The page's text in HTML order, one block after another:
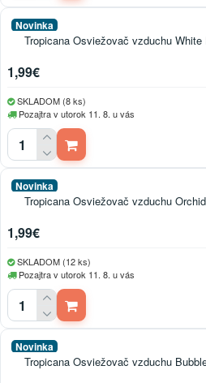
Novinka
Tropicana Osviežovač vzduchu White
1,99€
SKLADOM (8 ks)
Pozajtra v utorok 11. 8. u vás
Novinka
Tropicana Osviežovač vzduchu
1,99€
SKLADOM (12 ks)
Pozajtra v utorok 11. 8. u vás
Novinka
Tropicana Osviežovač vzduchu